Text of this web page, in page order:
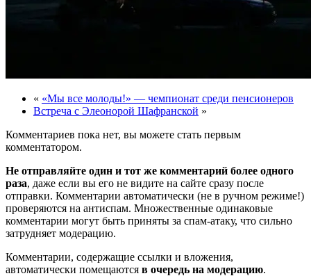
« «Мы все молоды!» — чемпионат среди пенсионеров
Встреча с Элеонорой Шафранской »
Комментариев пока нет, вы можете стать первым
комментатором.
Не отправляйте один и тот же комментарий более одного
раза, даже если вы его не видите на сайте сразу после
отправки. Комментарии автоматически (не в ручном режиме!)
проверяются на антиспам. Множественные одинаковые
комментарии могут быть приняты за спам-атаку, что сильно
затрудняет модерацию.
Комментарии, содержащие ссылки и вложения,
автоматически помещаются в очередь на модерацию.